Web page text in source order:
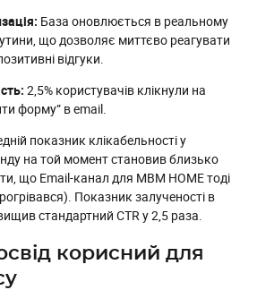
База оновлюється в реальному
що дозволяє миттєво реагувати
відгуки.
2,5% користувачів клікнули на
форму” в email.
показник клікабельності у
на той момент становив близько
що Email-канал для MBM HOME тоді
Показник залученості в
стандартний CTR у 2,5 раза.
корисний для